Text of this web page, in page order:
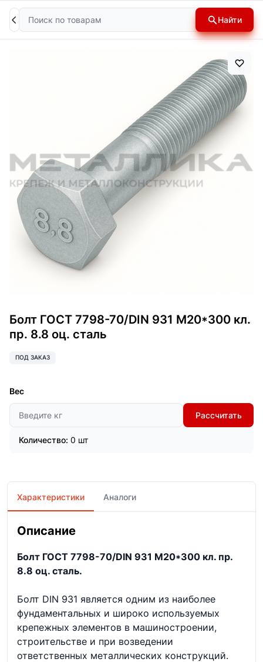
Поиск Найти
Болт ГОСТ 7798-70/DIN 931 М20*300 кл.
пр. 8.8 оц. сталь
ПОД ЗАКАЗ
Вес
Рассчитать
Количество: 0 шт
Характеристики Аналоги
Описание
Болт ГОСТ 7798-70/DIN 931 М20*300 кл. пр.
8.8 оц. сталь.
Болт DIN 931 является одним из наиболее
фундаментальных и широко используемых
крепежных элементов в машиностроении,
строительстве и при возведении
ответственных металлических конструкций.